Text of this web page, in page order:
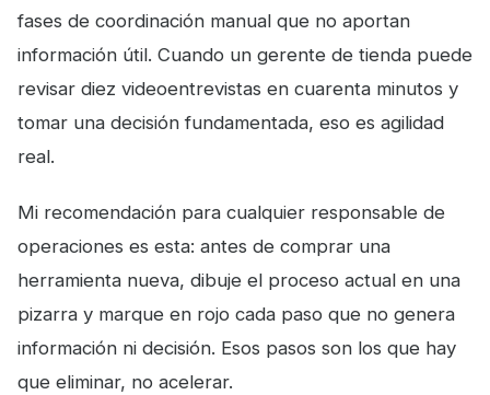
fases de coordinación manual que no aportan
información útil. Cuando un gerente de tienda puede
revisar diez videoentrevistas en cuarenta minutos y
tomar una decisión fundamentada, eso es agilidad
real.
Mi recomendación para cualquier responsable de
operaciones es esta: antes de comprar una
herramienta nueva, dibuje el proceso actual en una
pizarra y marque en rojo cada paso que no genera
información ni decisión. Esos pasos son los que hay
que eliminar, no acelerar.